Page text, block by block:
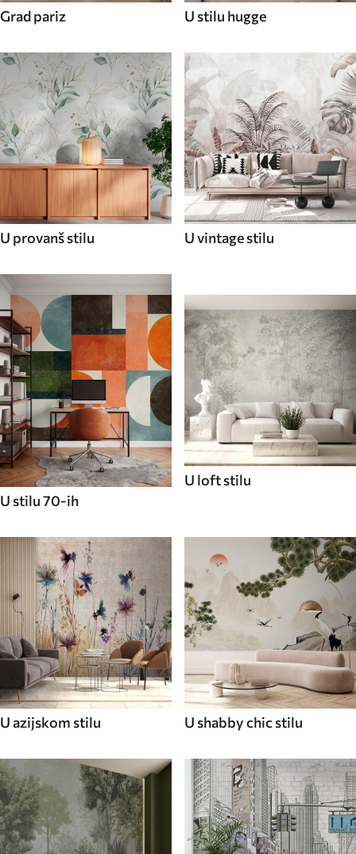
Grad pariz U stilu hugge
U provanš stilu U vintage stilu
U stilu 70-ih
U loft stilu
U azijskom stilu U shabby chic stilu